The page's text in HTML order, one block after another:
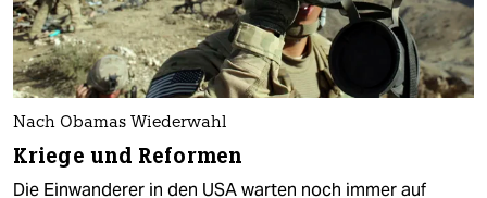
Nach Obamas Wiederwahl
Kriege und Reformen
Die Einwanderer in den USA warten noch immer auf